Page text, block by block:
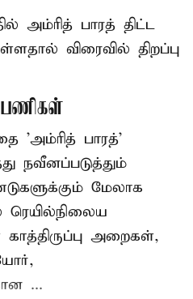
அம்ரித் பாரத் திட்ட
விரைவில் திறப்பு
பணிகள்
'அம்ரித் பாரத்'
நவீனப்படுத்தும்
மேலாக
ரெயில்நிலைய
அறைகள்,
...